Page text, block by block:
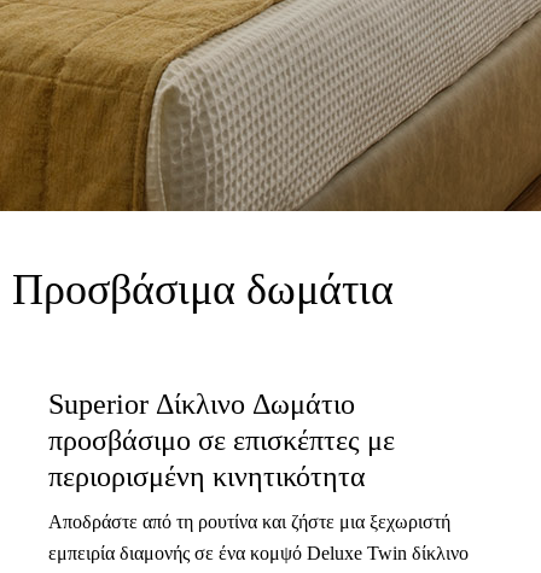
Προσβάσιμα δωμάτια
Superior Δίκλινο Δωμάτιο
προσβάσιμο σε επισκέπτες με
περιορισμένη κινητικότητα
Αποδράστε από τη ρουτίνα και ζήστε μια ξεχωριστή
εμπειρία διαμονής σε ένα κομψό Deluxe Twin δίκλινο